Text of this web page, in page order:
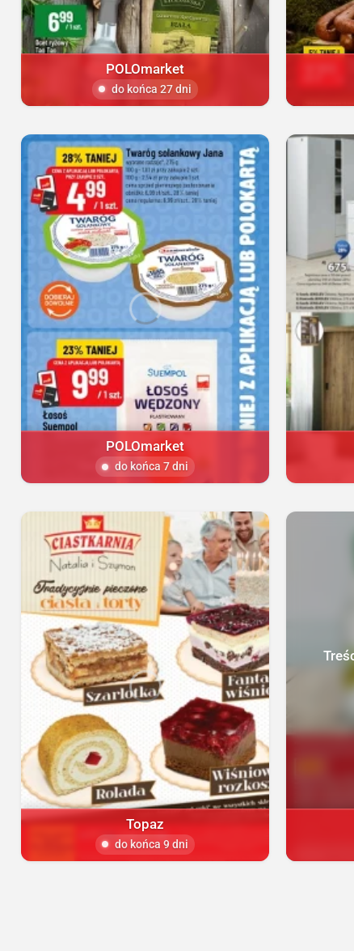
POLOmarket
do końca 27 dni
POLOmarket
do końca 7 dni
Topaz
do końca 9 dni